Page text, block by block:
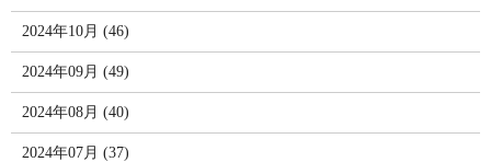
2024年10月 (46)
2024年09月 (49)
2024年08月 (40)
2024年07月 (37)